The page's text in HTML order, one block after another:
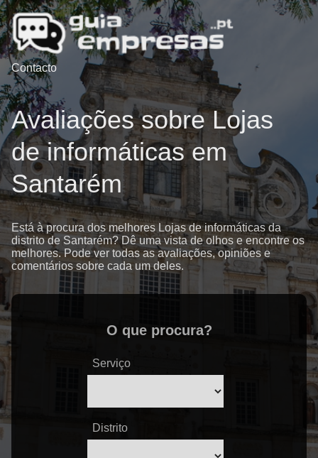
Contacto
Avaliações sobre Lojas
de informáticas em
Santarém
Está à procura dos melhores Lojas de informáticas da
distrito de Santarém? Dê uma vista de olhos e encontre os
melhores. Pode ver todas as avaliações, opiniões e
comentários sobre cada um deles.
O que procura?
Serviço
Distrito